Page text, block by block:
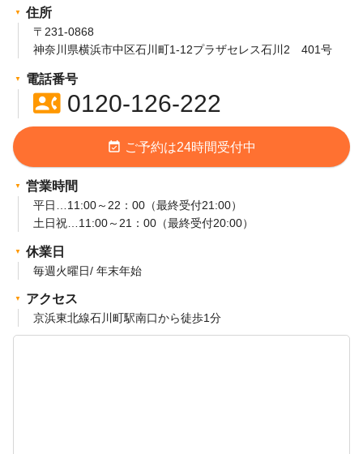
住所
〒231-0868
神奈川県横浜市中区石川町1-12プラザセレス石川2 401号
電話番号
contact_phone0120-126-222
event_available ご予約は24時間受付中
営業時間
平日…11:00～22：00（最終受付21:00）
土日祝…11:00～21：00（最終受付20:00）
休業日
毎週火曜日/ 年末年始
アクセス
京浜東北線石川町駅南口から徒歩1分